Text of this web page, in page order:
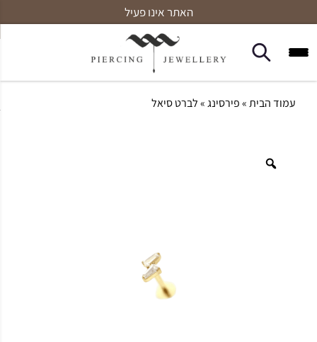
האתר אינו פעיל
עמוד הבית»פירסינג» לברט סיאל